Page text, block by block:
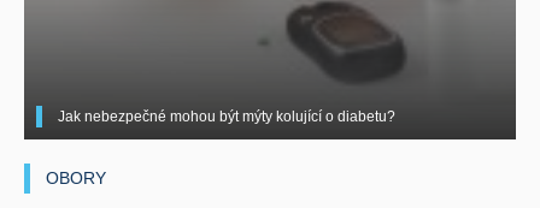
Jak nebezpečné mohou být mýty kolující o diabetu?
OBORY